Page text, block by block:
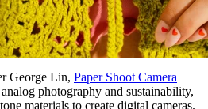
George Lin, Paper Shoot Camera
photography and sustainability,
materials to create digital cameras.